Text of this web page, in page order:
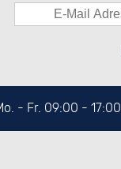
- Fr. 09:00 - 17:00